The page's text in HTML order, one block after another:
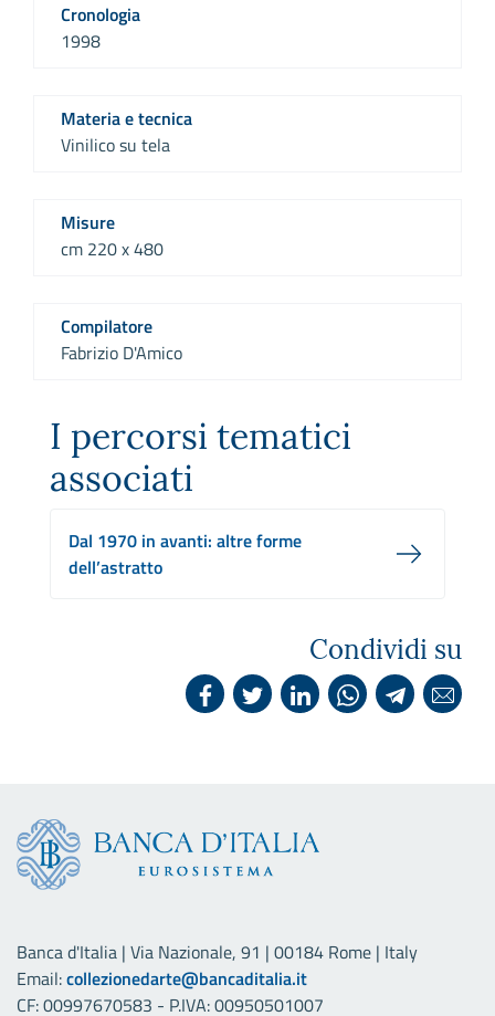
Cronologia
1998
Materia e tecnica
Vinilico su tela
Misure
cm 220 x 480
Compilatore
Fabrizio D'Amico
I percorsi tematici
associati
Dal 1970 in avanti: altre forme
dell’astratto
Condividi su
Banca d'Italia | Via Nazionale, 91 | 00184 Rome | Italy
Email:collezionedarte@bancaditalia.it
CF: 00997670583 - P.IVA: 00950501007